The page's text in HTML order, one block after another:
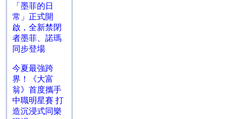
「墨菲的日
常」正式開
啟，全新禁閉
者墨菲、諾瑪
同步登場
今夏最強跨
界！《大富
翁》首度攜手
中職明星賽 打
造沉浸式同樂